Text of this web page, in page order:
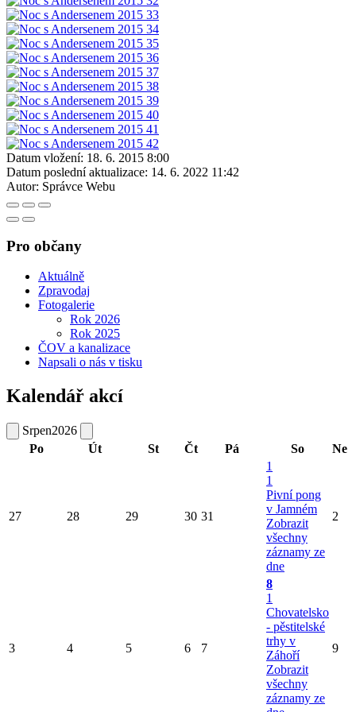
Datum vložení: 18. 6. 2015 8:00
Datum poslední aktualizace: 14. 6. 2022 11:42
Autor: Správce Webu
Pro občany
Aktuálně
Zpravodaj
Fotogalerie
Rok 2026
Rok 2025
ČOV a kanalizace
Napsali o nás v tisku
Kalendář akcí
Srpen2026
Po
Út St Čt Pá So Ne
27 28 29 30 31
1
1
Pivní pong
v Jamném
Zobrazit
všechny
záznamy ze
dne
2
3 4 5 6 7
8
1
Chovatelsko
- pěstitelské
trhy v
Záhoří
Zobrazit
všechny
záznamy ze
9